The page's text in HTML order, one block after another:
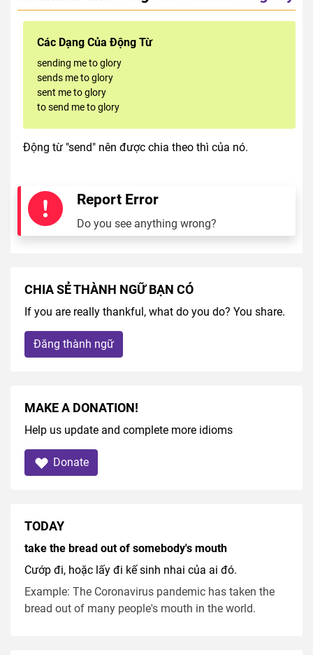
Các Dạng Của Động Từ
sending me to glory
sends me to glory
sent me to glory
to send me to glory
Động từ "send" nên được chia theo thì của nó.
Report Error
Do you see anything wrong?
CHIA SẺ THÀNH NGỮ BẠN CÓ
If you are really thankful, what do you do? You share.
Đăng thành ngữ
MAKE A DONATION!
Help us update and complete more idioms
Donate
TODAY
take the bread out of somebody's mouth
Cướp đi, hoặc lấy đi kế sinh nhai của ai đó.
Example: The Coronavirus pandemic has taken the
bread out of many people's mouth in the world.